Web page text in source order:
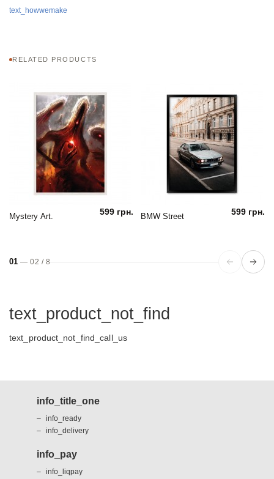
text_howwemake
RELATED PRODUCTS
Mystery Art. 599 грн. BMW Street 599 грн.
01 —02 / 8
text_product_not_find
text_product_not_find_call_us
info_title_one
info_ready
info_delivery
info_pay
info_liqpay